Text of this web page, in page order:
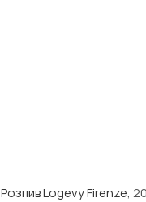
Розпив Logevy Firenze,